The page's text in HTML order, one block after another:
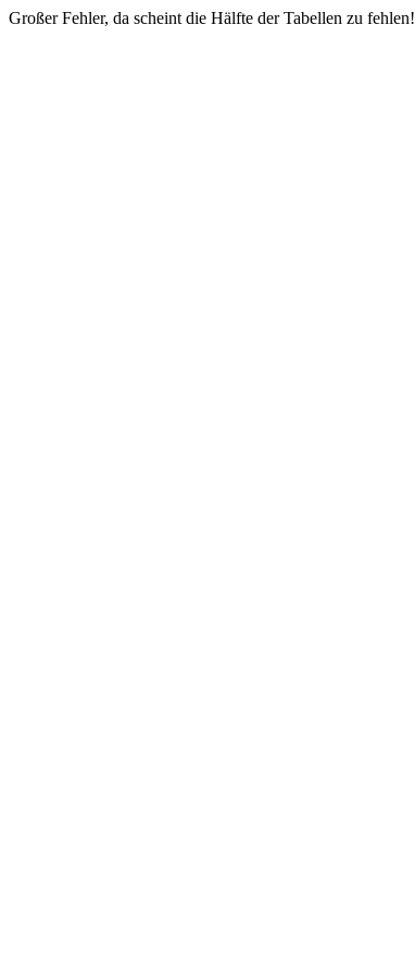
Großer Fehler, da scheint die Hälfte der Tabellen zu fehlen!